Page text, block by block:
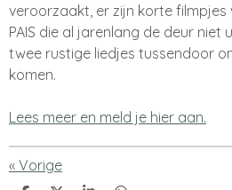
veroorzaakt, er zijn korte
PAIS die al jarenlang de deur niet
twee rustige liedjes tussendoor
komen.
Lees meer en meld je hier aan.
« Vorige